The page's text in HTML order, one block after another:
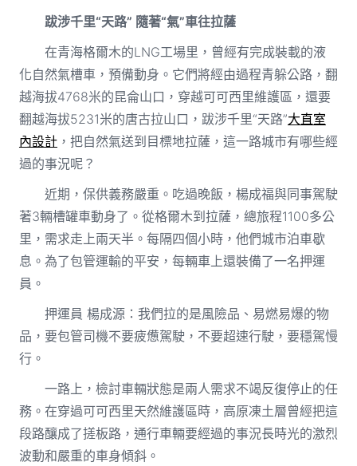
跋涉千里“天路” 隨著“氣”車往拉薩
在青海格爾木的LNG工場里，曾經有完成裝載的液
化自然氣槽車，預備動身。它們將經由過程青躲公路，翻
越海拔4768米的昆侖山口，穿越可可西里維護區，還要
翻越海拔5231米的唐古拉山口，跋涉千里“天路”大直室
內設計，把自然氣送到目標地拉薩，這一路城市有哪些經
過的事況呢？
近期，保供義務嚴重。吃過晚飯，楊成福與同事駕駛
著3輛槽罐車動身了。從格爾木到拉薩，總旅程1100多公
里，需求走上兩天半。每隔四個小時，他們城市泊車歇
息。為了包管運輸的平安，每輛車上還裝備了一名押運
員。
押運員 楊成源：我們拉的是風險品、易燃易爆的物
品，要包管司機不要疲憊駕駛，不要超速行駛，要穩駕慢
行。
一路上，檢討車輛狀態是兩人需求不竭反復停止的任
務。在穿過可可西里天然維護區時，高原凍土層曾經把這
段路釀成了搓板路，通行車輛要經過的事況長時光的激烈
波動和嚴重的車身傾斜。